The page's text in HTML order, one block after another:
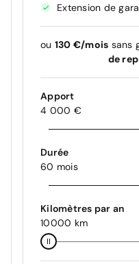
Extension de
ou 130 €/mois sans
de
Apport
4 000 €
Durée
60 mois
Kilomètres par an
10000 km